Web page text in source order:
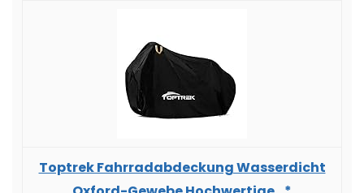
Toptrek Fahrradabdeckung Wasserdicht